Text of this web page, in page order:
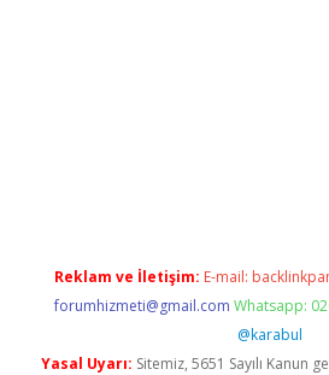
Reklam ve İletişim: E-mail:
forumhizmeti@gmail.com Whatsapp:
@karabul
Yasal Uyarı: Sitemiz, 5651 Sayılı Kanun